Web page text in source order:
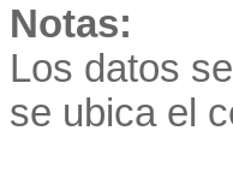
Notas:
Los datos
se ubica el